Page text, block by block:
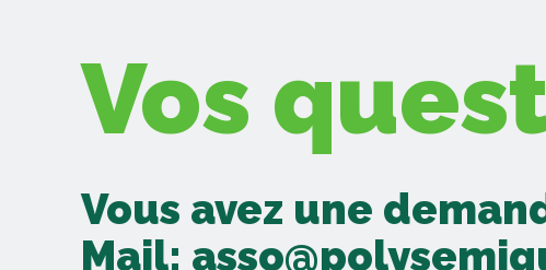
Vos
Vous avez une
Mail: